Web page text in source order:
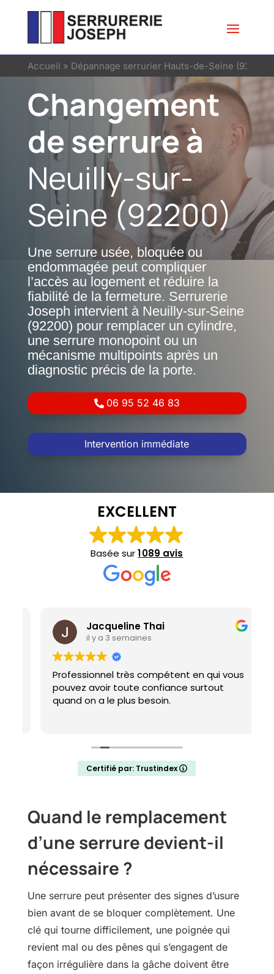
Accueil » Dépannage serrurier Hauts-de-Seine (92)
Changement
de serrure à
Neuilly-sur-
Seine (92200)
Une serrure usée, bloquée ou
endommagée peut compliquer
l’accès au logement et réduire la
fiabilité de la fermeture. Serrurerie
Joseph intervient à Neuilly-sur-Seine
(92200) pour remplacer un cylindre,
une serrure monopoint ou un
mécanisme multipoints après un
diagnostic précis de la porte.
06 95 52 46 83
Intervention immédiate
EXCELLENT
Basée sur1 089 avis
Jacqueline Thai
il y a 3 semaines
Professionnel très compétent en qui vous
pouvez avoir toute confiance surtout
quand on a le plus besoin.
Certifié par: Trustindex
Quand le remplacement
d’une serrure devient-il
nécessaire ?
Une serrure peut présenter des signes d’usure
bien avant de se bloquer complètement. Une
clé qui tourne difficilement, une poignée qui
revient mal ou des pênes qui s’engagent de
façon irrégulière dans la gâche doivent être